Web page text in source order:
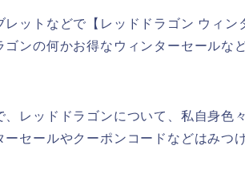
レットなどで【レッドドラゴン ウィ
ゴンの何かお得なウィンターセールな
、レッドドラゴンについて、私自身色
ーセールやクーポンコードなどはみつ